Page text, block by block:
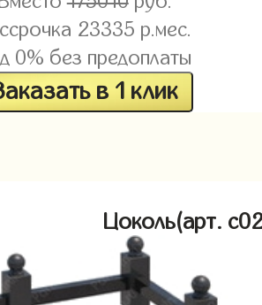
23335 р.мес.
0% без предоплаты
в 1 клик
Цоколь(арт.